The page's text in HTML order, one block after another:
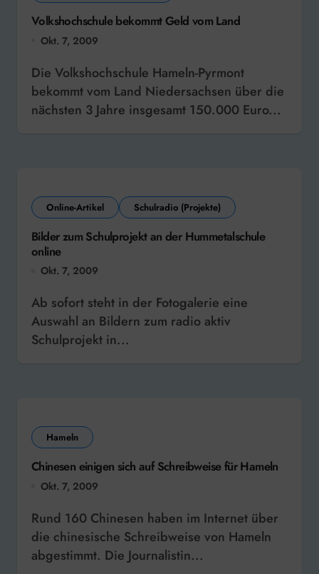
Volkshochschule bekommt Geld vom Land
Okt. 7, 2009
Die Volkshochschule Hameln-Pyrmont
bekommt vom Land Niedersachsen über die
nächsten 3 Jahre insgesamt 150.000 Euro...
Online-Artikel Schulradio (Projekte)
Bilder zum Schulprojekt an der Hummetalschule
online
Okt. 7, 2009
Ab sofort steht in der Fotogalerie eine
Auswahl an Bildern zum radio aktiv
Schulprojekt in...
Hameln
Chinesen einigen sich auf Schreibweise für Hameln
Okt. 7, 2009
Rund 160 Chinesen haben im Internet über
die chinesische Schreibweise von Hameln
abgestimmt. Die Journalistin...